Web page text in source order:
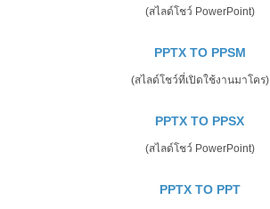
(สไลด์โชว์ PowerPoint)
PPTX TO PPSM
(สไลด์โชว์ที่เปิดใช้งานมาโคร)
PPTX TO PPSX
(สไลด์โชว์ PowerPoint)
PPTX TO PPT